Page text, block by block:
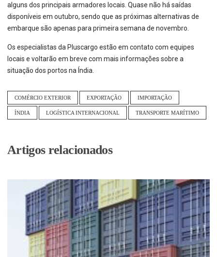
alguns dos principais armadores locais. Quase não há saídas
disponíveis em outubro, sendo que as próximas alternativas de
embarque são apenas para primeira semana de novembro.
Os especialistas da Pluscargo estão em contato com equipes
locais e voltarão em breve com mais informações sobre a
situação dos portos na Índia.
COMÉRCIO EXTERIOR EXPORTAÇÃO IMPORTAÇÃO
ÍNDIA LOGÍSTICA INTERNACIONAL TRANSPORTE MARÍTIMO
Artigos relacionados